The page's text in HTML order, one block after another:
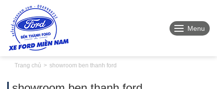
Menu
Trang chủ showroom ben thanh ford